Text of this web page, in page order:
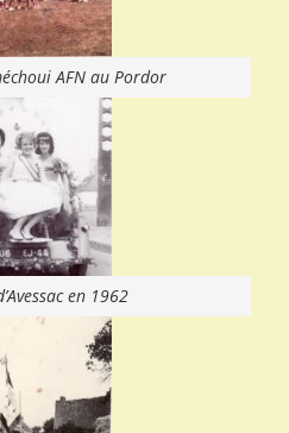
AFN au Pordor
en 1962